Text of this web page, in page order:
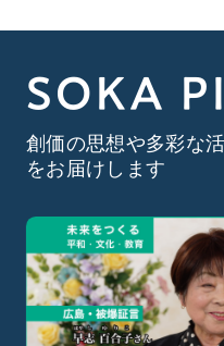
SOKA
創価の思想や多彩な
をお届けします